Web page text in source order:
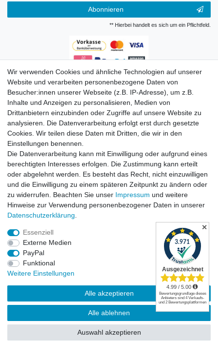
Abonnieren
** Hierbei handelt es sich um ein Pflichtfeld.
Zahlungsarten
Versandkosten
Widerrufsrecht Impressum|
Kontakt
Wir verwenden Cookies und ähnliche Technologien auf unserer
Website und verarbeiten personenbezogene Daten von
Besucher:innen unserer Webseite (z.B. IP-Adresse), um z.B.
Inhalte und Anzeigen zu personalisieren, Medien von
Drittanbietern einzubinden oder Zugriffe auf unsere Website zu
analysieren. Die Datenverarbeitung erfolgt erst durch gesetzte
Cookies. Wir teilen diese Daten mit Dritten, die wir in den
Einstellungen benennen.
Die Datenverarbeitung kann mit Einwilligung oder aufgrund eines
berechtigten Interesses erfolgen. Die Zustimmung kann erteilt
oder abgelehnt werden. Es besteht das Recht, nicht einzuwilligen
und die Einwilligung zu einem späteren Zeitpunkt zu ändern oder
zu widerrufen. Beachten Sie unser Impressum und weitere
Hinweise zur Verwendung personenbezogener Daten in unserer
Daten­schutz­erklärung
Essenziell
Externe Medien
PayPal
Funktional
Weitere Einstellungen
Alle akzeptieren
Alle ablehnen
Auswahl akzeptieren
✕